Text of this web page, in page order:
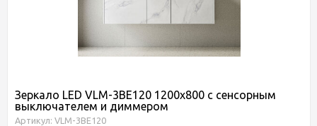
Зеркало LED VLM-3BE120 1200х800 c сенсорным
выключателем и диммером
Артикул: VLM-3BE120